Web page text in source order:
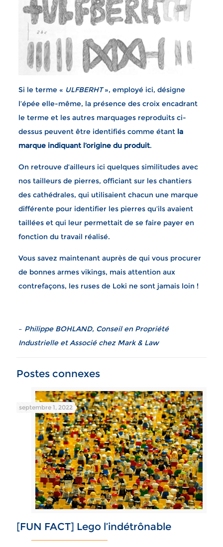
Si le terme « ULFBERHT», employé ici, désigne
l’épée elle-même, la présence des croix encadrant
le terme et les autres marquages reproduits ci-
dessus peuvent être identifiés comme étantla
marque indiquant l’origine du produit.
On retrouve d’ailleurs ici quelques similitudes avec
nos tailleurs de pierres, officiant sur les chantiers
des cathédrales, qui utilisaient chacun une marque
différente pour identifier les pierres qu’ils avaient
taillées et qui leur permettait de se faire payer en
fonction du travail réalisé.
Vous savez maintenant auprès de qui vous procurer
de bonnes armes vikings, mais attention aux
contrefaçons, les ruses de Loki ne sont jamais loin !
– Philippe BOHLAND, Conseil en Propriété
Industrielle et Associé chez Mark & Law
Postes connexes
septembre 1, 2022
[FUN FACT] Lego l’indétrônable